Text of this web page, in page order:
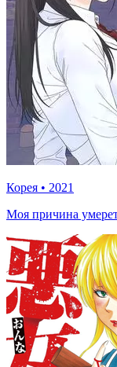
Корея • 2021
Моя причина